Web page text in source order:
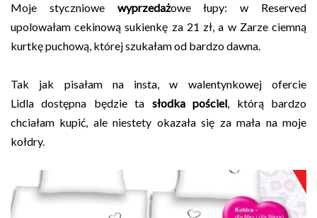
Moje styczniowewyprzedażowe łupy: w Reserved
upolowałam cekinową sukienkę za 21 zł, a w Zarze ciemną
kurtkę puchową, której szukałam od bardzo dawna.
Tak jak pisałam na insta, w walentynkowej ofercie
Lidla dostępna będzie ta słodka pościel, którą bardzo
chciałam kupić, ale niestety okazała się za mała na moje
kołdry.